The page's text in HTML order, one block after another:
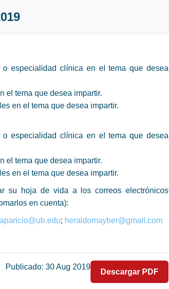
o especialidad clínica en el tema que desea
el tema que desea impartir.
en el tema que desea impartir.
o especialidad clínica en el tema que desea
el tema que desea impartir.
en el tema que desea impartir.
su hoja de vida a los correos electrónicos
en cuenta):
; heraldomayber@gmail.com
Publicado: 30 Aug 2019
Descargar PDF